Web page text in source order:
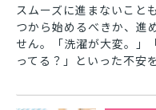
スムーズに進まないこと
つから始めるべきか、進
せん。「洗濯が大変。」
ってる？」といった不安